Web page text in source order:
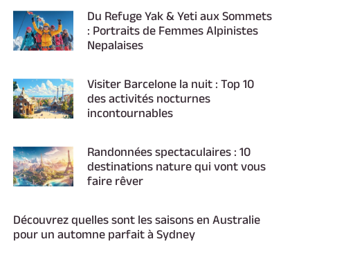
Du Refuge Yak & Yeti aux Sommets
: Portraits de Femmes Alpinistes
Nepalaises
Visiter Barcelone la nuit : Top 10
des activités nocturnes
incontournables
Randonnées spectaculaires : 10
destinations nature qui vont vous
faire rêver
Découvrez quelles sont les saisons en Australie
pour un automne parfait à Sydney